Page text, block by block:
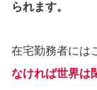
られます。
在宅勤務者には
なければ世界は